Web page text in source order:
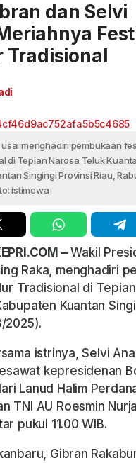
dan Selvi
Tradisional
menghadiri pembukaan
di Tepian Narosa Teluk
Singingi Provinsi Riau,
istimewa
–Wakil
Raka, menghadiri
Tradisional di
Kuantan
2025).
istrinya, Selvi
kepresidenan
Lanud Halim
TNI AU Roesmin
pukul 11.00 WIB.
Gibran